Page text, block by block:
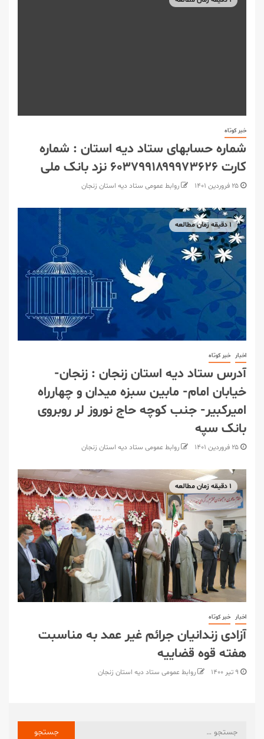
خبر کوتاه
شماره حسابهای ستاد دیه استان : شماره
کارت ۶۰۳۷۹۹۱۸۹۹۹۷۳۶۲۶ نزد بانک ملی
روابط عمومی ستاد دیه استان زنجان
۱ دقیقه زمان مطالعه
اخبار خبر کوتاه
آدرس ستاد دیه استان زنجان : زنجان-
خیابان امام- مابین سبزه میدان و چهارراه
امیرکبیر- جنب کوچه حاج نوروز لر روبروی
بانک سپه
روابط عمومی ستاد دیه استان زنجان
۱ دقیقه زمان مطالعه
اخبار خبر کوتاه
آزادی زندانیان جرائم غیر عمد به مناسبت
هفته قوه قضاییه
روابط عمومی ستاد دیه استان زنجان